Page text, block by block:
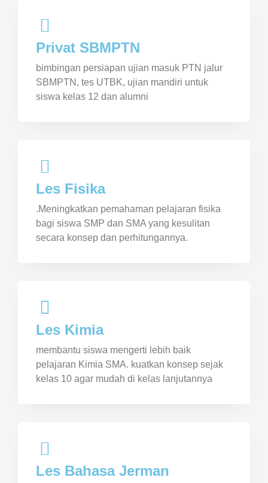
Privat SBMPTN
bimbingan persiapan ujian masuk PTN jalur
SBMPTN, tes UTBK, ujian mandiri untuk
siswa kelas 12 dan alumni
Les Fisika
.Meningkatkan pemahaman pelajaran fisika
bagi siswa SMP dan SMA yang kesulitan
secara konsep dan perhitungannya.
Les Kimia
membantu siswa mengerti lebih baik
pelajaran Kimia SMA. kuatkan konsep sejak
kelas 10 agar mudah di kelas lanjutannya
Les Bahasa Jerman